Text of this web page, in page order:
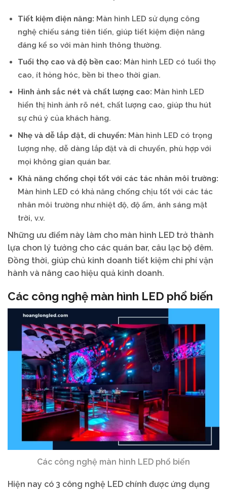
Tiết kiệm điện năng: Màn hình LED sử dụng công
nghệ chiếu sáng tiên tiến, giúp tiết kiệm điện năng
đáng kể so với màn hình thông thường.
Tuổi thọ cao và độ bền cao: Màn hình LED có tuổi thọ
cao, ít hỏng hóc, bền bỉ theo thời gian.
Hình ảnh sắc nét và chất lượng cao: Màn hình LED
hiển thị hình ảnh rõ nét, chất lượng cao, giúp thu hút
sự chú ý của khách hàng.
Nhẹ và dễ lắp đặt, di chuyển: Màn hình LED có trọng
lượng nhẹ, dễ dàng lắp đặt và di chuyển, phù hợp với
mọi không gian quán bar.
Khả năng chống chọi tốt với các tác nhân môi trường:
Màn hình LED có khả năng chống chịu tốt với các tác
nhân môi trường như nhiệt độ, độ ẩm, ánh sáng mặt
trời, v.v.
Những ưu điểm này làm cho màn hình LED trở thành
lựa chon lý tưởng cho các quán bar, câu lạc bộ đêm.
Đồng thời, giúp chủ kinh doanh tiết kiệm chi phí vận
hành và nâng cao hiệu quả kinh doanh.
Các công nghệ màn hình LED phổ biến
Các công nghệ màn hình LED phổ biến
Hiện nay có 3 công nghệ LED chính được ứng dụng